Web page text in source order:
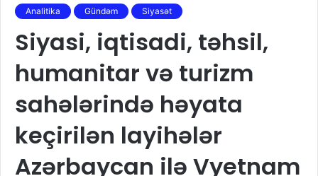
Analitika Gündəm Siyasət
Siyasi, iqtisadi, təhsil,
humanitar və turizm
sahələrində həyata
keçirilən layihələr
Azərbaycan ilə Vyetnam